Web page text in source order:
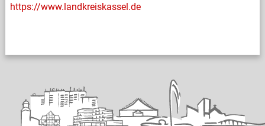
https://www.landkreiskassel.de